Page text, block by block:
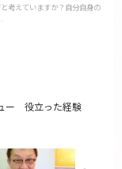
考えていますか？自分自身の
ー 役立った経験